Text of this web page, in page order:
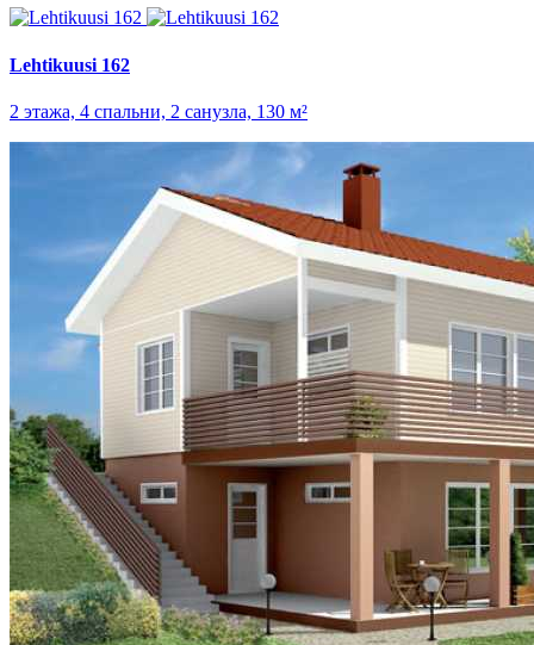
Lehtikuusi 162
2 этажа, 4 спальни, 2 санузла, 130 м²